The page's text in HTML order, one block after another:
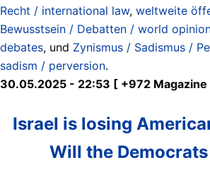
Recht / international law, weltweite
Bewusstsein / Debatten / world
debates, und Zynismus / Sadismus /
sadism / perversion.
30.05.2025 - 22:53 [ +972 Magazine
Israel is losing
Will the